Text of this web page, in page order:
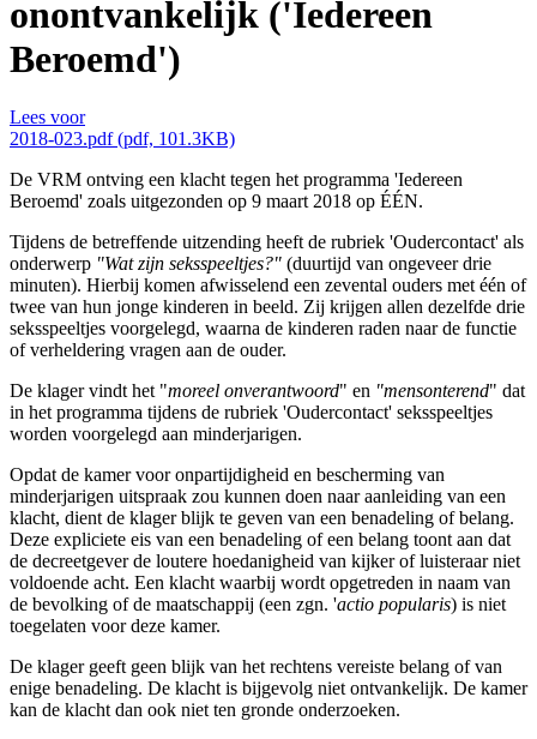
onontvankelijk ('Iedereen
Beroemd')
Lees voor
2018-023.pdf (pdf, 101.3KB)
De VRM ontving een klacht tegen het programma 'Iedereen
Beroemd' zoals uitgezonden op 9 maart 2018 op ÉÉN.
Tijdens de betreffende uitzending heeft de rubriek 'Oudercontact' als
onderwerp "Wat zijn seksspeeltjes?" (duurtijd van ongeveer drie
minuten). Hierbij komen afwisselend een zevental ouders met één of
twee van hun jonge kinderen in beeld. Zij krijgen allen dezelfde drie
seksspeeltjes voorgelegd, waarna de kinderen raden naar de functie
of verheldering vragen aan de ouder.
De klager vindt het "moreel onverantwoord" en "mensonterend" dat
in het programma tijdens de rubriek 'Oudercontact' seksspeeltjes
worden voorgelegd aan minderjarigen.
Opdat de kamer voor onpartijdigheid en bescherming van
minderjarigen uitspraak zou kunnen doen naar aanleiding van een
klacht, dient de klager blijk te geven van een benadeling of belang.
Deze expliciete eis van een benadeling of een belang toont aan dat
de decreetgever de loutere hoedanigheid van kijker of luisteraar niet
voldoende acht. Een klacht waarbij wordt opgetreden in naam van
de bevolking of de maatschappij (een zgn. 'actio popularis) is niet
toegelaten voor deze kamer.
De klager geeft geen blijk van het rechtens vereiste belang of van
enige benadeling. De klacht is bijgevolg niet ontvankelijk. De kamer
kan de klacht dan ook niet ten gronde onderzoeken.